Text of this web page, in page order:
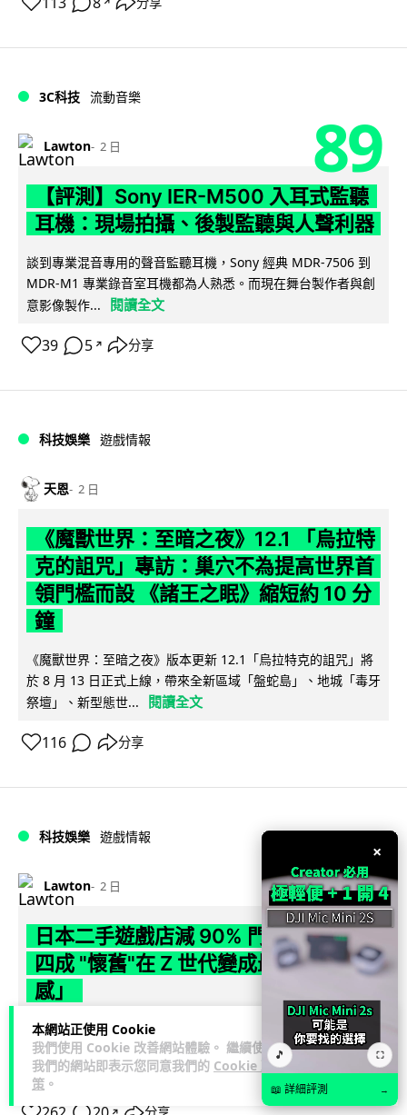
本網站正使用 Cookie
我們使用 Cookie 改善網站體驗。 繼續使用
我們的網站即表示您同意我們的 Cookie 政
策 。
3C科技 流動音樂
Lawton 2 日 89
【評測】Sony IER-M500 入耳式監聽
耳機：現場拍攝、後製監聽與人聲利器
談到專業混音專用的聲音監聽耳機，Sony 經典 MDR-7506 到
MDR-M1 專業錄音室耳機都為人熟悉。而現在舞台製作者與創
意影像製作...
閱讀全文
39 5 ↗ 分享
科技娛樂 遊戲情報
天恩 2 日
《魔獸世界：至暗之夜》12.1 「烏拉特
克的詛咒」專訪：巢穴不為提高世界首
領門檻而設 《諸王之眠》縮短約 10 分
鐘
《魔獸世界：至暗之夜》版本更新 12.1「烏拉特克的詛咒」將
於 8 月 13 日正式上線，帶來全新區域「盤蛇島」、地城「毒牙
祭壇」、新型態世...
閱讀全文
116 分享
科技娛樂 遊戲情報
Lawton 2 日
日本二手遊戲店減 90% 門市 業績反增
四成 "懷舊"在 Z 世代變成最潮「新鮮
感」
日本零售巨頭 GEO 將懷舊遊戲銷售門市從 1,000 間大幅減至
99 間，但銷售額卻不降反升至過往的 1.4 倍。做到「減店增
收」奇蹟，... 閱讀全文
↗
×
🎵 ⛶
📖 詳細評測 →